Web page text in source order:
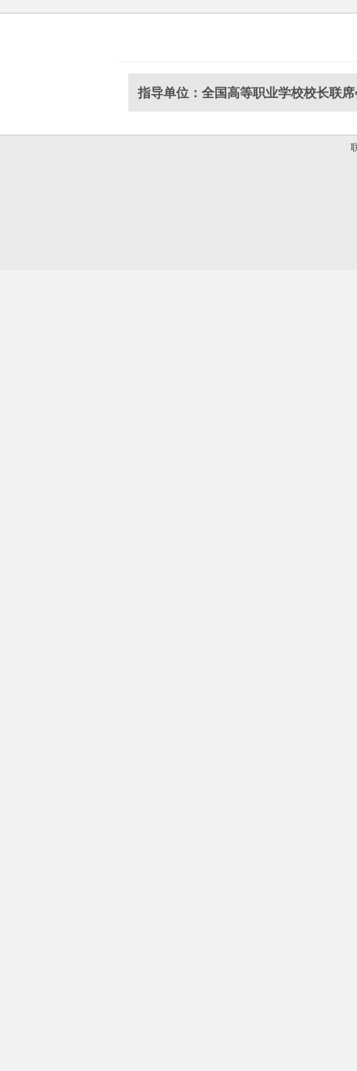
指导单位：全国高等职业学校校长联